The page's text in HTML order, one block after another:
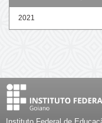
2021
Instituto Federal de